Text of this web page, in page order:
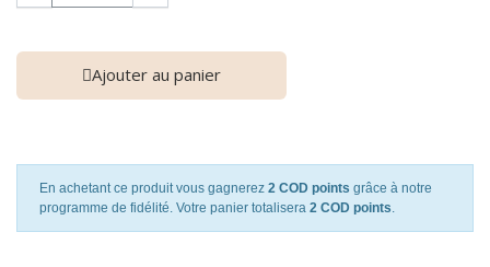
Ajouter au panier
En achetant ce produit vous gagnerez 2 COD points grâce à notre
programme de fidélité. Votre panier totalisera 2 COD points.